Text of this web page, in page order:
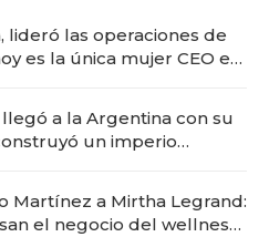
lideró las operaciones de
es la única mujer CEO en
a la Argentina con su
un imperio
Martínez a Mirtha Legrand:
el negocio del wellness